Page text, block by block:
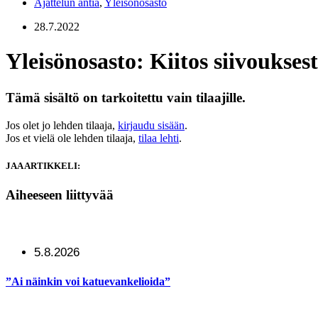
Ajattelun antia, Yleisönosasto
28.7.2022
Yleisönosasto: Kiitos
Tämä sisältö on tarkoitettu vain tilaajille.
Jos olet jo lehden tilaaja, kirjaudu sisään.
Jos et vielä ole lehden tilaaja, tilaa lehti.
JAA ARTIKKELI:
Aiheeseen liittyvää
5.8.2026
”Ai näinkin voi katuevankelioida”